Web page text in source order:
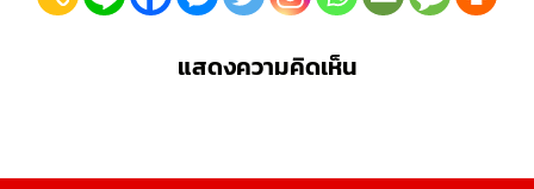
แสดงความคิดเห็น